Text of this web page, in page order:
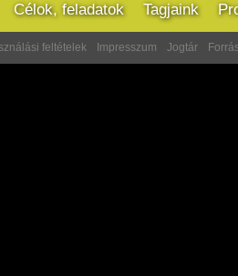
Célok, feladatok Tagjaink
feltételek Impresszum Jogtár